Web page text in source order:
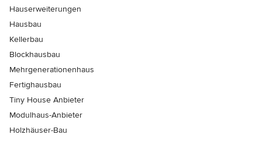
Hauserweiterungen
Hausbau
Kellerbau
Blockhausbau
Mehrgenerationenhaus
Fertighausbau
Tiny House Anbieter
Modulhaus-Anbieter
Holzhäuser-Bau